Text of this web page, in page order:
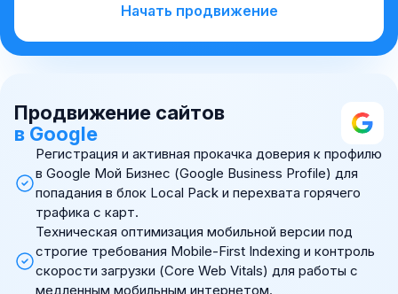
Начать продвижение
Продвижение сайтов
в Google
Регистрация и активная прокачка доверия к профилю
в Google Мой Бизнес (Google Business Profile) для
попадания в блок Local Pack и перехвата горячего
трафика с карт.
Техническая оптимизация мобильной версии под
строгие требования Mobile-First Indexing и контроль
скорости загрузки (Core Web Vitals) для работы с
медленным мобильным интернетом.